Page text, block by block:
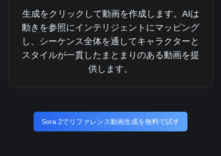
生成をクリックして動画を作成します。AIは
動きを参照にインテリジェントにマッピング
し、シーケンス全体を通してキャラクターと
スタイルが一貫したまとまりのある動画を提
供します。
Sora 2でリファレンス動画生成を無料で試す